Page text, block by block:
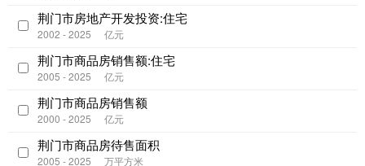
荆门市房地产开发投资:住宅
2002 - 2025 亿元
荆门市商品房销售额:住宅
2005 - 2025 亿元
荆门市商品房销售额
2000 - 2025 亿元
荆门市商品房待售面积
2005 - 2025 万平方米